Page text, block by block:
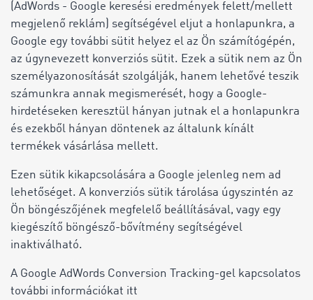
(AdWords - Google keresési eredmények felett/mellett
megjelenő reklám) segítségével eljut a honlapunkra, a
Google egy további sütit helyez el az Ön számítógépén,
az úgynevezett konverziós sütit. Ezek a sütik nem az Ön
személyazonosítását szolgálják, hanem lehetővé teszik
számunkra annak megismerését, hogy a Google-
hirdetéseken keresztül hányan jutnak el a honlapunkra
és ezekből hányan döntenek az általunk kínált
termékek vásárlása mellett.
Ezen sütik kikapcsolására a Google jelenleg nem ad
lehetőséget. A konverziós sütik tárolása úgyszintén az
Ön böngészőjének megfelelő beállításával, vagy egy
kiegészítő böngésző-bővítmény segítségével
inaktiválható.
A Google AdWords Conversion Tracking-gel kapcsolatos
további információkat itt